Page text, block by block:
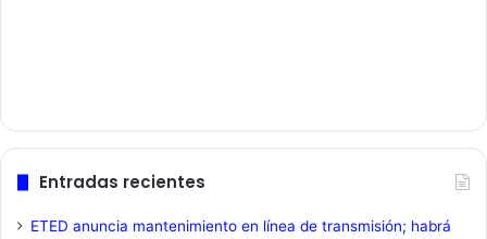
Entradas recientes
ETED anuncia mantenimiento en línea de transmisión; habrá